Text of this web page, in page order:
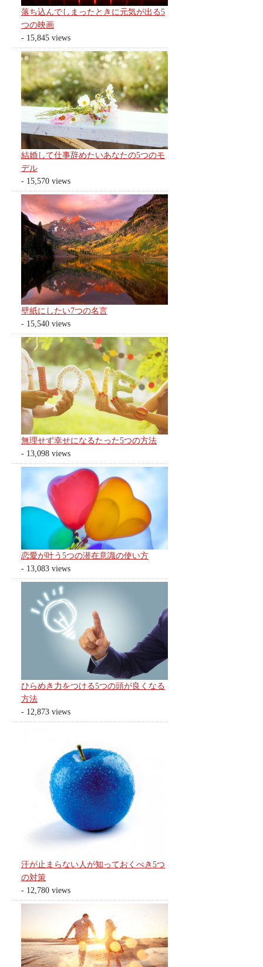
落ち込んでしまったときに元気が出る5
つの映画
- 15,845 views
結婚して仕事辞めたいあなたの5つのモ
デル
- 15,570 views
壁紙にしたい7つの名言
- 15,540 views
無理せず幸せになるたった5つの方法
- 13,098 views
恋愛が叶う5つの潜在意識の使い方
- 13,083 views
ひらめき力をつける5つの頭が良くなる
方法
- 12,873 views
汗が止まらない人が知っておくべき5つ
の対策
- 12,780 views